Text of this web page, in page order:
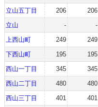
立山五丁目
206 206
立山
- -
上西山町
249 249
下西山町
195 195
西山一丁目
345 345
西山二丁目
480 480
西山三丁目
401 401